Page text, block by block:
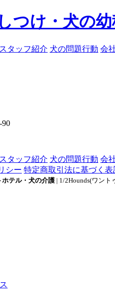
スタッフ紹介 犬の問題行動 会
スタッフ紹介 犬の問題行動 会
シー 特定商取引法に基づく表
テル・犬の介護 | 1/2Hounds(ワント